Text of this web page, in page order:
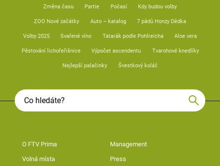
Změna času Partie Počasí Kdy budou volby
ZOO Nové začátky Auto – katalog 7 pádů Honzy Dědka
Volby 2025 Svařené víno Tatarák podle Pohlreicha Aloe vera
Pěstování lichořeřišnice Výpočet ascendentu Tvarohové knedlíky
Nejlepší palačinky Švestkový koláč
O FTV Prima Management
Volná místa Press